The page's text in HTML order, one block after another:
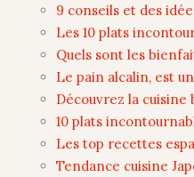
9 conseils et des
Les 10 plats
Quels sont les
Le pain alcalin, est
Découvrez la
10 plats
Les top recettes
Tendance cuisine